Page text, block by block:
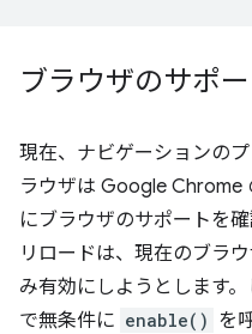
ブラウザのサポ
現在、ナビゲーションの
ラウザは Google Chrome
にブラウザのサポートを
リロードは、現在のブラ
み有効にしようとします
で無条件に enable() を